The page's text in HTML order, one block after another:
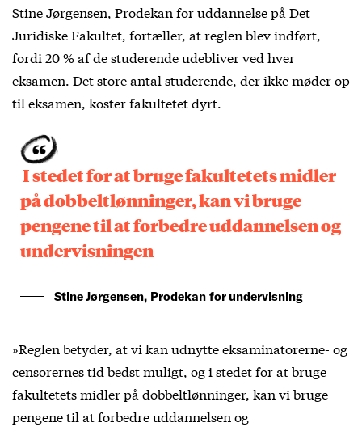
Stine Jørgensen, Prodekan for uddannelse på Det
Juridiske Fakultet, fortæller, at reglen blev indført,
fordi 20 % af de studerende udebliver ved hver
eksamen. Det store antal studerende, der ikke møder op
til eksamen, koster fakultetet dyrt.
I stedet for at bruge fakultetets midler
på dobbeltlønninger, kan vi bruge
pengene til at forbedre uddannelsen og
undervisningen
Stine Jørgensen, Prodekan for undervisning
»Reglen betyder, at vi kan udnytte eksaminatorerne- og
censorernes tid bedst muligt, og i stedet for at bruge
fakultetets midler på dobbeltlønninger, kan vi bruge
pengene til at forbedre uddannelsen og